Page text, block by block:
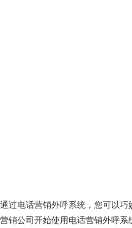
通过电话营销外呼系统，您可以
营销公司开始使用电话营销外呼系